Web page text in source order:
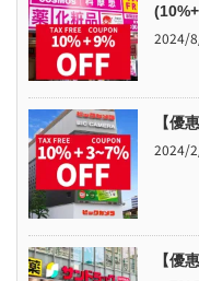
2024/
【優
2024/
【優